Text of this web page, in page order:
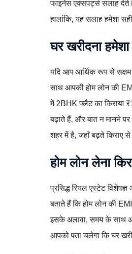
फाइनेंस एक्सपर्ट्स सलाह देते
हालांकि, यह सलाह हमेशा
घर खरीदना
यदि आप आर्थिक रूप से सक्षम
साथ आपकी होम लोन की
में 2BHK फ्लैट का किराया
बढ़ाते हैं, और बात न मानने
शहर में है, जहाँ बढ़ते किराए से
होम लोन लेना
प्रसिद्ध रियल एस्टेट
बताते हैं कि होम लोन की
इसके अलावा, समय के साथ
आपको पता चलेगा कि घर